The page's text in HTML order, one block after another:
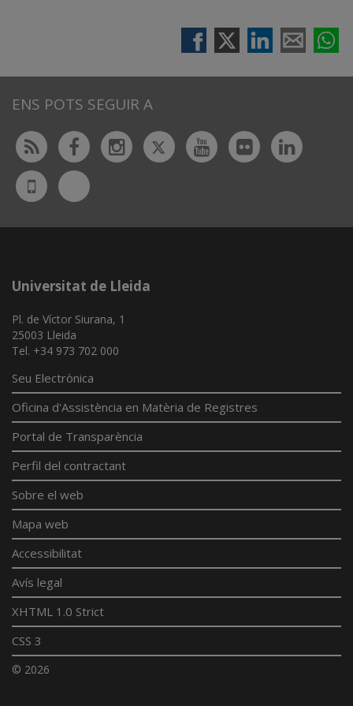
ENS POTS SEGUIR A
Rss FacebookInstagram
TwitterYoutubeFlickr
UdL
App
Bluesky
Universitat de Lleida
Pl. de Víctor Siurana, 1
25003 Lleida
Tel. +34 973 702 000
Seu Electrònica
Oficina d'Assistència en Matèria de Registres
Portal de Transparència
Perfil del contractant
Sobre el web
Mapa web
Accessibilitat
Avís legal
XHTML 1.0 Strict
CSS 3
© 2026